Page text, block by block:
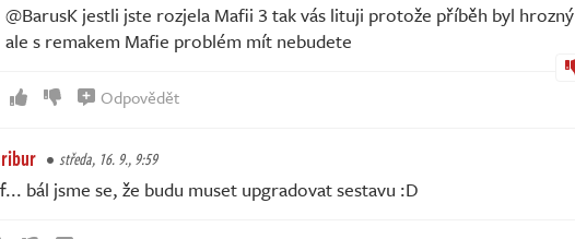
@BarusK jestli jste rozjela Mafii 3 tak vás lituji protože příběh byl hrozný
ale s remakem Mafie problém mít nebudete
Odpovědět
středa, 16. 9., 9:59
bál jsme se, že budu muset upgradovat sestavu :D